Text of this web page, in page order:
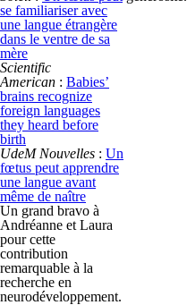
se familiariser avec
une langue étrangère
dans le ventre de sa
mère
Scientific
American : Babies’
brains recognize
foreign languages
they heard before
birth
UdeM Nouvelles : Un
fœtus peut apprendre
une langue avant
même de naître
Un grand bravo à
Andréanne et Laura
pour cette
contribution
remarquable à la
recherche en
neurodéveloppement.